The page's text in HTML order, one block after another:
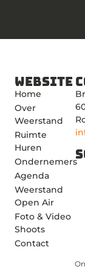
Website
Home
Over
Weerstand
Ruimte
Huren
Ondernemers
Agenda
Weerstand
Open Air
Foto & Video
Shoots
Contact